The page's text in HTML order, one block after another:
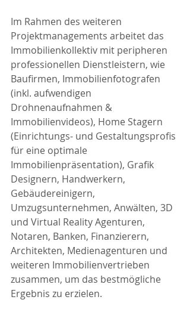
Im Rahmen des weiteren
Projektmanagements arbeitet das
Immobilienkollektiv mit peripheren
professionellen Dienstleistern, wie
Baufirmen, Immobilienfotografen
(inkl. aufwendigen
Drohnenaufnahmen &
Immobilienvideos), Home Stagern
(Einrichtungs- und Gestaltungsprofis
für eine optimale
Immobilienpräsentation), Grafik
Designern, Handwerkern,
Gebäudereinigern,
Umzugsunternehmen, Anwälten, 3D
und Virtual Reality Agenturen,
Notaren, Banken, Finanzierern,
Architekten, Medienagenturen und
weiteren Immobilienvertrieben
zusammen, um das bestmögliche
Ergebnis zu erzielen.